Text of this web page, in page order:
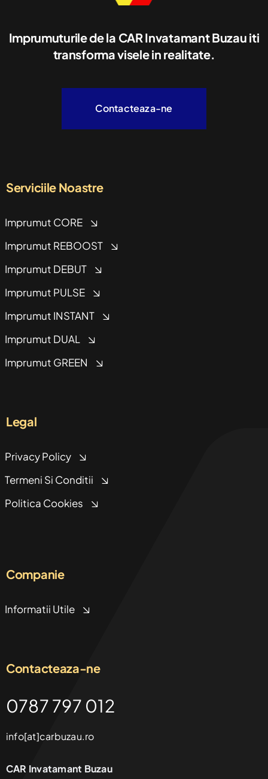
Imprumuturile de la CAR Invatamant Buzau iti
transforma visele in realitate.
Contacteaza-ne
Serviciile Noastre
Imprumut CORE
Imprumut REBOOST
Imprumut DEBUT
Imprumut PULSE
Imprumut INSTANT
Imprumut DUAL
Imprumut GREEN
Legal
Privacy Policy
Termeni Si Conditii
Politica Cookies
Companie
Informatii Utile
Contacteaza-ne
0787 797 012
info[at]carbuzau.ro
CAR Invatamant Buzau